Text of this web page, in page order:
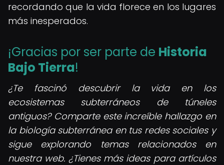
recordando que la vida florece en los lugares
más inesperados.
¡Gracias por ser parte de Historia
Bajo Tierra!
¿Te fascinó descubrir la vida en los
ecosistemas subterráneos de túneles
antiguos? Comparte este increíble hallazgo en
la biología subterránea en tus redes sociales y
sigue explorando temas relacionados en
nuestra web. ¿Tienes más ideas para artículos